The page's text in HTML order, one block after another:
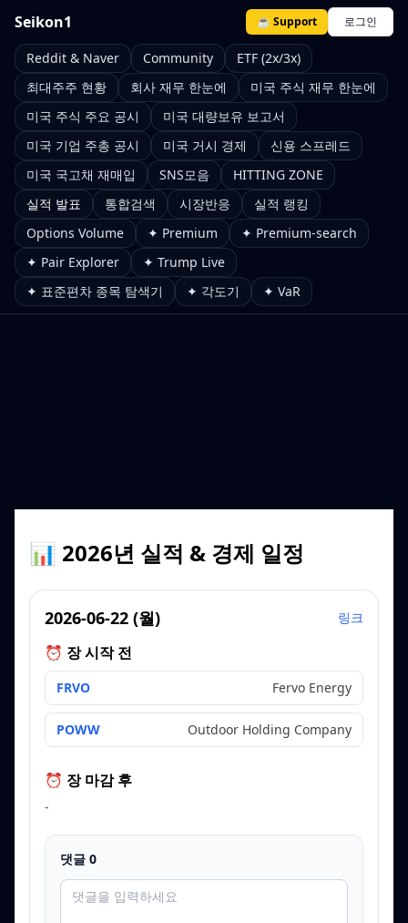
Seikon1 ☕ Support 로그인
Reddit & Naver Community
ETF (2x/3x)
최대주주 현황
회사 재무 한눈에
미국 주식 재무 한눈에
미국 주식 주요 공시
미국 대량보유 보고서
미국 기업 주총 공시
미국 거시 경제
신용 스프레드
미국 국고채 재매입
SNS모음
HITTING ZONE
실적 발표
통합검색 시장반응
실적 랭킹
Options Volume
✦ Premium
✦ Premium-search
✦ Pair Explorer
✦ Trump Live
✦ 표준편차 종목 탐색기
✦ 각도기 ✦ VaR
📊 2026년 실적 & 경제 일정
2026-06-22 (월) 링크
⏰ 장 시작 전
FRVO Fervo Energy
POWW Outdoor Holding Company
⏰ 장 마감 후
-
댓글 0